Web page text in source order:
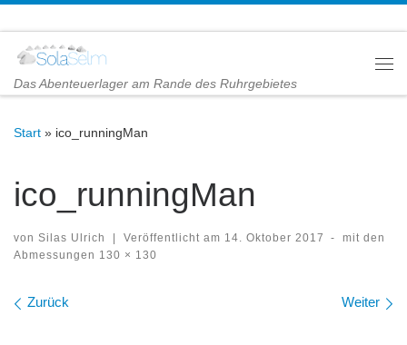
Das Abenteuerlager am Rande des Ruhrgebietes
Start » ico_runningMan
ico_runningMan
von Silas Ulrich Veröffentlicht am 14. Oktober 2017 -
mit den
Abmessungen 130 × 130
Bilder Navigation
Zurück Weiter